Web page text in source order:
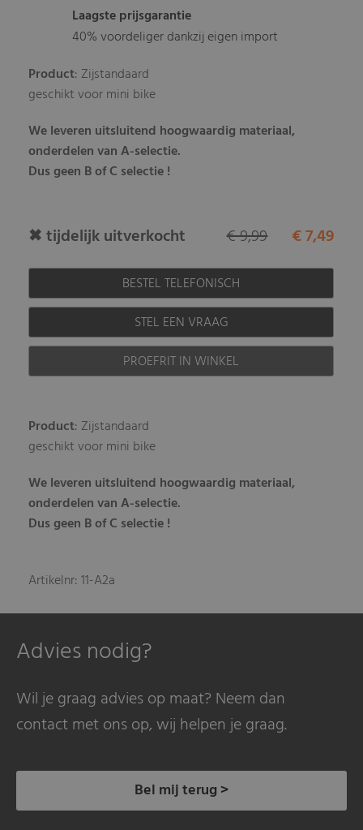
Laagste prijsgarantie
40% voordeliger dankzij eigen import
Product: Zijstandaard
geschikt voor mini bike
We leveren uitsluitend hoogwaardig materiaal,
onderdelen van A-selectie.
Dus geen B of C selectie !
✖ tijdelijk uitverkocht € 7,49
€ 9,99
BESTEL TELEFONISCH
STEL EEN VRAAG
PROEFRIT IN WINKEL
Product: Zijstandaard
geschikt voor mini bike
We leveren uitsluitend hoogwaardig materiaal,
onderdelen van A-selectie.
Dus geen B of C selectie !
Artikelnr: 11-A2a
Advies nodig?
Wil je graag advies op maat? Neem dan
contact met ons op, wij helpen je graag.
Bel mij terug >